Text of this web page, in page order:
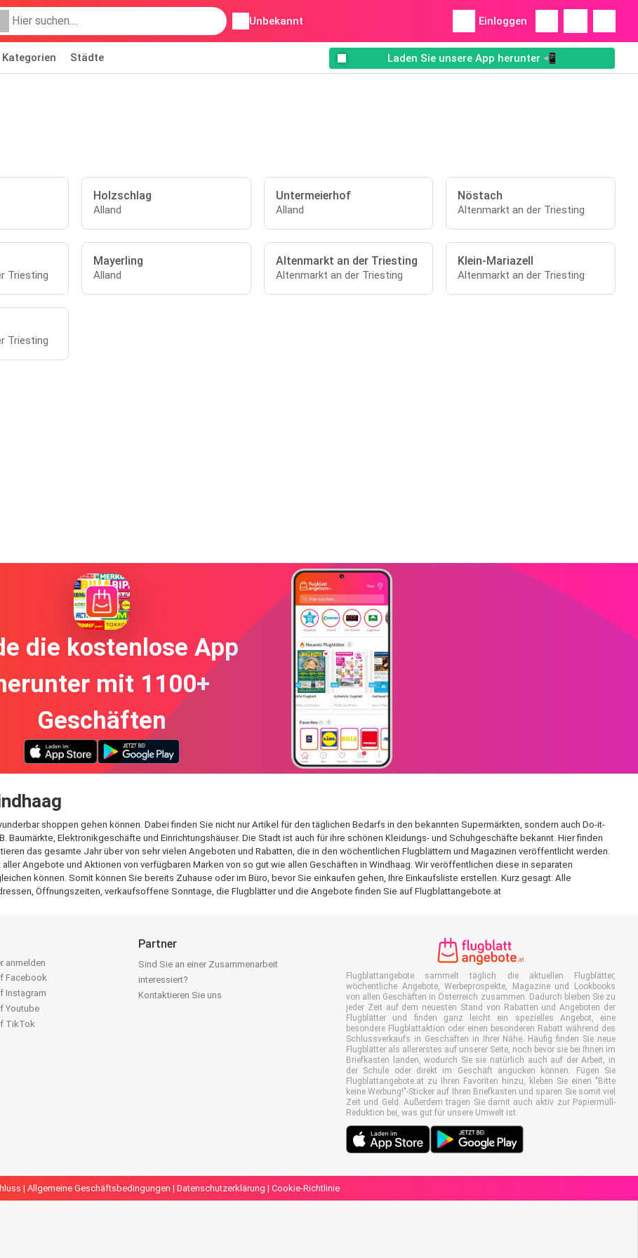
Unbekannt Einloggen
Kategorien Städte Laden Sie unsere App herunter 📲
Holzschlag
Alland
Untermeierhof
Alland
Nöstach
Altenmarkt an der Triesting
Triesting
Mayerling
Alland
Altenmarkt an der Triesting
Altenmarkt an der Triesting
Klein-Mariazell
Altenmarkt an der Triesting
Triesting
die kostenlose App
mit 1100+
Geschäften
shoppen gehen können. Dabei finden Sie nicht nur Artikel für den täglichen Bedarfs in den bekannten Supermärkten, sondern auch Do-it-
Elektronikgeschäfte und Einrichtungshäuser. Die Stadt ist auch für ihre schönen Kleidungs- und Schuhgeschäfte bekannt. Hier finden
das gesamte Jahr über von sehr vielen Angeboten und Rabatten, die in den wöchentlichen Flugblättern und Magazinen veröffentlicht werden.
Angebote und Aktionen von verfügbaren Marken von so gut wie allen Geschäften in Windhaag. Wir veröffentlichen diese in separaten
können. Somit können Sie bereits Zuhause oder im Büro, bevor Sie einkaufen gehen, Ihre Einkaufsliste erstellen. Kurz gesagt: Alle
Öffnungszeiten, verkaufsoffene Sonntage, die Flugblätter und die Angebote finden Sie auf Flugblattangebote.at
anmelden
Facebook
Instagram
Youtube
TikTok
Partner
Sind Sie an einer Zusammenarbeit
interessiert?
Kontaktieren Sie uns
Flugblattangebote sammelt täglich die aktuellen Flugblätter,
wöchentliche Angebote, Werbeprospekte, Magazine und Lookbooks
von allen Geschäften in Österreich zusammen. Dadurch bleiben Sie zu
jeder Zeit auf dem neuesten Stand von Rabatten und Angeboten der
Flugblätter und finden ganz leicht ein spezielles Angebot, eine
besondere Flugblattaktion oder einen besonderen Rabatt während des
Schlussverkaufs in Geschäften in Ihrer Nähe. Häufig finden Sie neue
Flugblätter als allererstes auf unserer Seite, noch bevor sie bei Ihnen im
Briefkasten landen, wodurch Sie sie natürlich auch auf der Arbeit, in
der Schule oder direkt im Geschäft angucken können. Fügen Sie
Flugblattangebote.at zu Ihren Favoriten hinzu, kleben Sie einen "Bitte
keine Werbung!"-Sticker auf Ihren Briefkasten und sparen Sie somit viel
Zeit und Geld. Außerdem tragen Sie damit auch aktiv zur Papiermüll-
Reduktion bei, was gut für unsere Umwelt ist.
| Allgemeine Geschäftsbedingungen | Datenschutzerklärung | Cookie-Richtlinie